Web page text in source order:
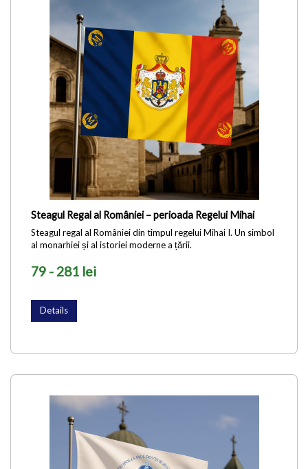
Steagul Regal al României – perioada Regelui Mihai
Steagul regal al României din timpul regelui Mihai I. Un simbol
al monarhiei și al istoriei moderne a țării.
79 - 281 lei
Details